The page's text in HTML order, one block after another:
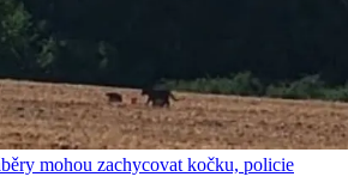
mohou zachycovat kočku, policie